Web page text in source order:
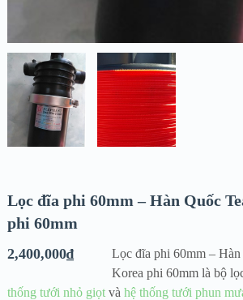
Lọc đĩa phi 60mm – Hàn Quốc
phi 60mm
2,400,000₫
Lọc đĩa phi 60mm –
Korea phi 60mm là bộ
thống tưới nhỏ giọtvà hệ thống tưới phun